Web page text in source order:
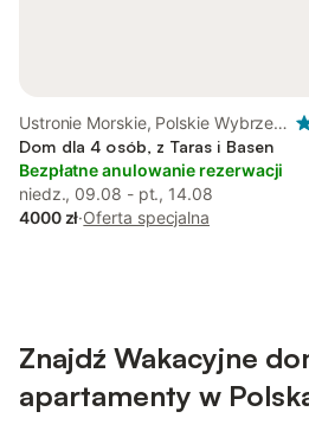
Ustronie Morskie, Polskie Wybrzeże
Bałtyku
Dom dla 4 osób, z Taras i Basen
Bezpłatne anulowanie rezerwacji
niedz., 09.08 - pt., 14.08
4000 zł·Oferta specjalna
Znajdź Wakacyjne
apartamenty w